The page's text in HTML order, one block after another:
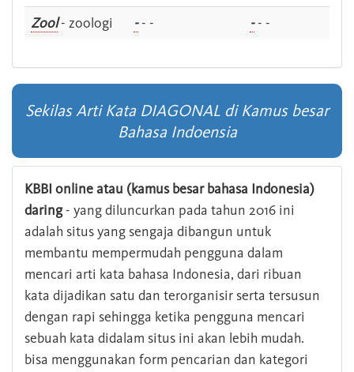
Zool- zoologi -- - -- -
Sekilas Arti Kata DIAGONAL di Kamus besar
Bahasa Indoensia
KBBI online atau (kamus besar bahasa Indonesia)
daring- yang diluncurkan pada tahun 2016 ini
adalah situs yang sengaja dibangun untuk
membantu mempermudah pengguna dalam
mencari arti kata bahasa Indonesia, dari ribuan
kata dijadikan satu dan terorganisir serta tersusun
dengan rapi sehingga ketika pengguna mencari
sebuah kata didalam situs ini akan lebih mudah.
bisa menggunakan form pencarian dan kategori